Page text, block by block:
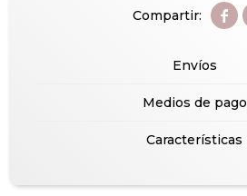

Envíos
Medios de pago
Características